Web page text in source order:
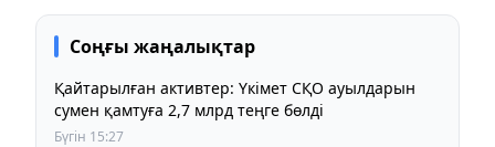
Соңғы жаңалықтар
Қайтарылған активтер: Үкімет СҚО ауылдарын
сумен қамтуға 2,7 млрд теңге бөлді
Бүгін 15:27